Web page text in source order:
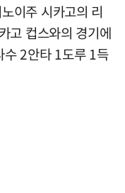
이주 시카고의 리
고 컵스와의 경기에
수 2안타 1도루 1득